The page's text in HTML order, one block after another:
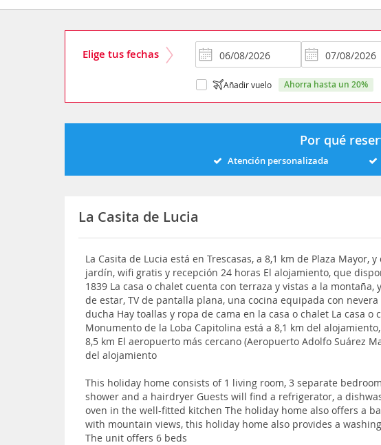
Elige tus fechas
Añadir vuelo ahorra hasta un 20%
Por qué
Atención personalizada
La Casita de Lucia
La Casita de Lucia está en Trescasas, a 8,1 km de Plaza Mayor,
jardín, wifi gratis y recepción 24 horas El alojamiento, que
1839 La casa o chalet cuenta con terraza y vistas a la
de estar, TV de pantalla plana, una cocina equipada con
ducha Hay toallas y ropa de cama en la casa o chalet La casa o
Monumento de la Loba Capitolina está a 8,1 km del
8,5 km El aeropuerto más cercano (Aeropuerto Adolfo Suárez
del alojamiento
This holiday home consists of 1 living room, 3 separate
shower and a hairdryer Guests will find a refrigerator, a
oven in the well-fitted kitchen The holiday home also offers a
with mountain views, this holiday home also provides a
The unit offers 6 beds